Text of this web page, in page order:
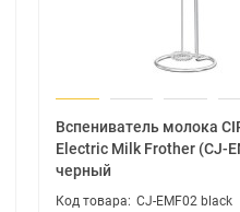
Вспениватель молока
Electric Milk Frother (CJ-
черный
CJ-EMF02 black